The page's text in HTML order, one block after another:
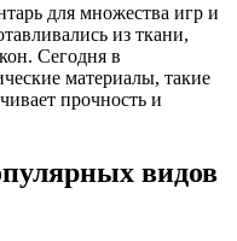
для множества игр и
из ткани,
Сегодня в
материалы, такие
прочность и
видов